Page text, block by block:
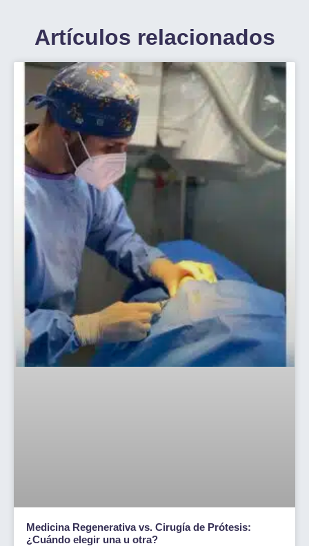
Artículos relacionados
Medicina Regenerativa vs. Cirugía de Prótesis:
¿Cuándo elegir una u otra?